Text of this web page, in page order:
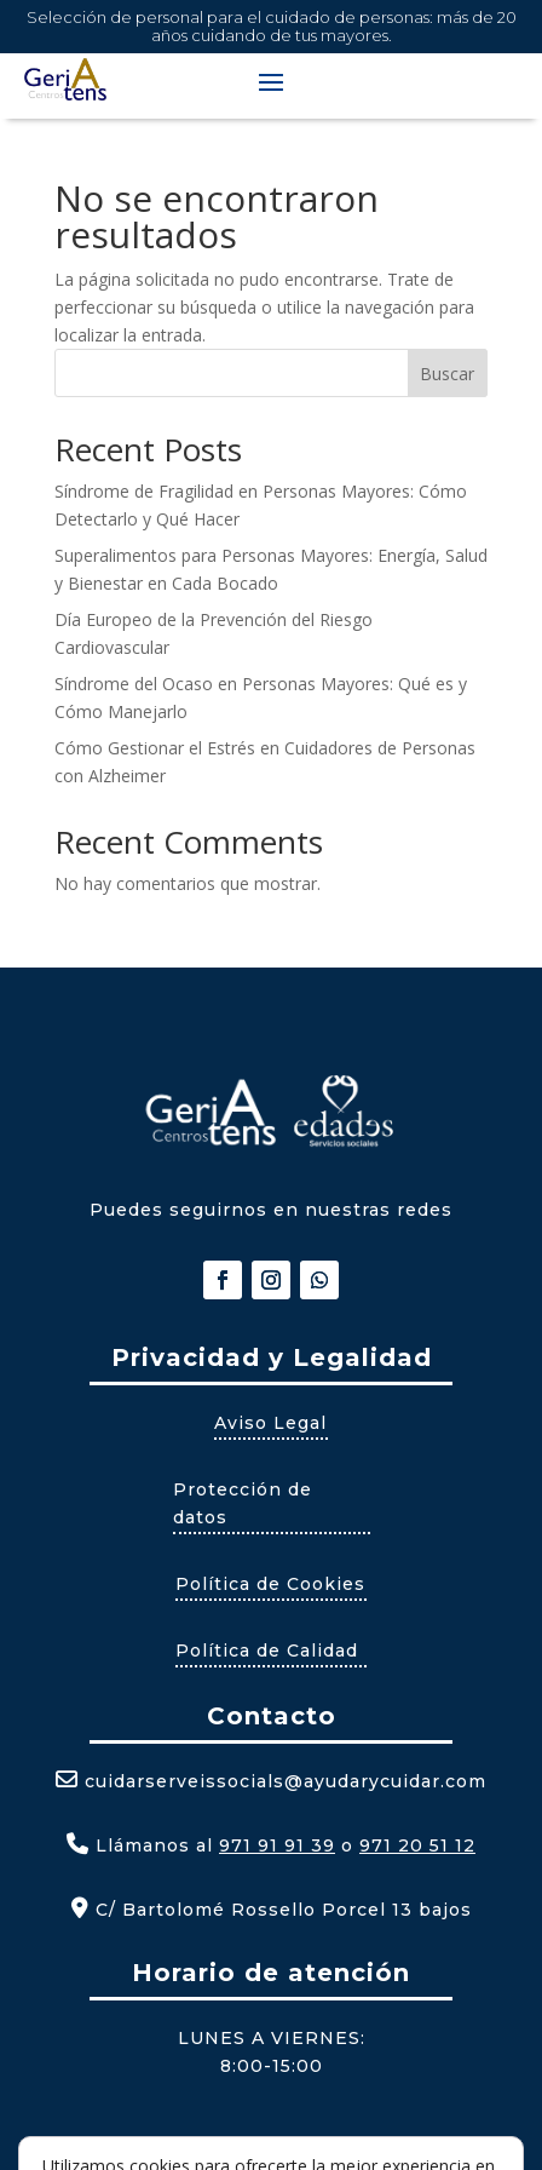
Selección de personal para el cuidado de personas: más de 20
años cuidando de tus mayores.
No se encontraron
resultados
La página solicitada no pudo encontrarse. Trate de
perfeccionar su búsqueda o utilice la navegación para
localizar la entrada.
Buscar
Recent Posts
Síndrome de Fragilidad en Personas Mayores: Cómo
Detectarlo y Qué Hacer
Superalimentos para Personas Mayores: Energía, Salud
y Bienestar en Cada Bocado
Día Europeo de la Prevención del Riesgo
Cardiovascular
Síndrome del Ocaso en Personas Mayores: Qué es y
Cómo Manejarlo
Cómo Gestionar el Estrés en Cuidadores de Personas
con Alzheimer
Recent Comments
No hay comentarios que mostrar.
Puedes seguirnos en nuestras redes
Privacidad y Legalidad
Aviso Legal
Protección de
datos
Política de Cookies
Política de Calidad
Contacto
cuidarserveissocials@ayudarycuidar.com
Llámanos al 971 91 91 39 o 971 20 51 12
C/ Bartolomé Rossello Porcel 13 bajos
Horario de atención
LUNES A VIERNES:
8:00-15:00